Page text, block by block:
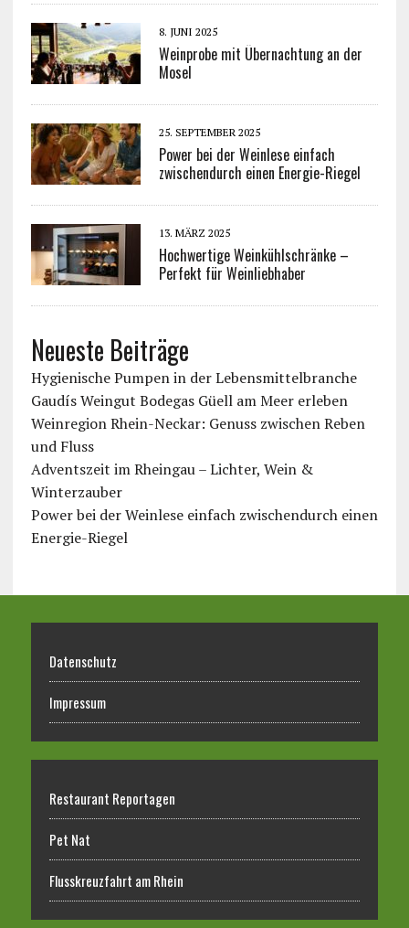
8. JUNI 2025
Weinprobe mit Übernachtung an der
Mosel
25. SEPTEMBER 2025
Power bei der Weinlese einfach
zwischendurch einen Energie-Riegel
13. MÄRZ 2025
Hochwertige Weinkühlschränke –
Perfekt für Weinliebhaber
Neueste Beiträge
Hygienische Pumpen in der Lebensmittelbranche
Gaudís Weingut Bodegas Güell am Meer erleben
Weinregion Rhein-Neckar: Genuss zwischen Reben
und Fluss
Adventszeit im Rheingau – Lichter, Wein &
Winterzauber
Power bei der Weinlese einfach zwischendurch einen
Energie-Riegel
Datenschutz
Impressum
Restaurant Reportagen
Pet Nat
Flusskreuzfahrt am Rhein